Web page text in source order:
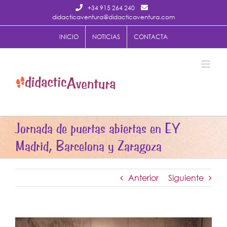
+34 915 264 240
didacticaventura@didacticaventura.com
INICIO NOTICIAS CONTACTA
Jornada de puertas abiertas en EY
Madrid, Barcelona y Zaragoza
Anterior Siguiente
Ver